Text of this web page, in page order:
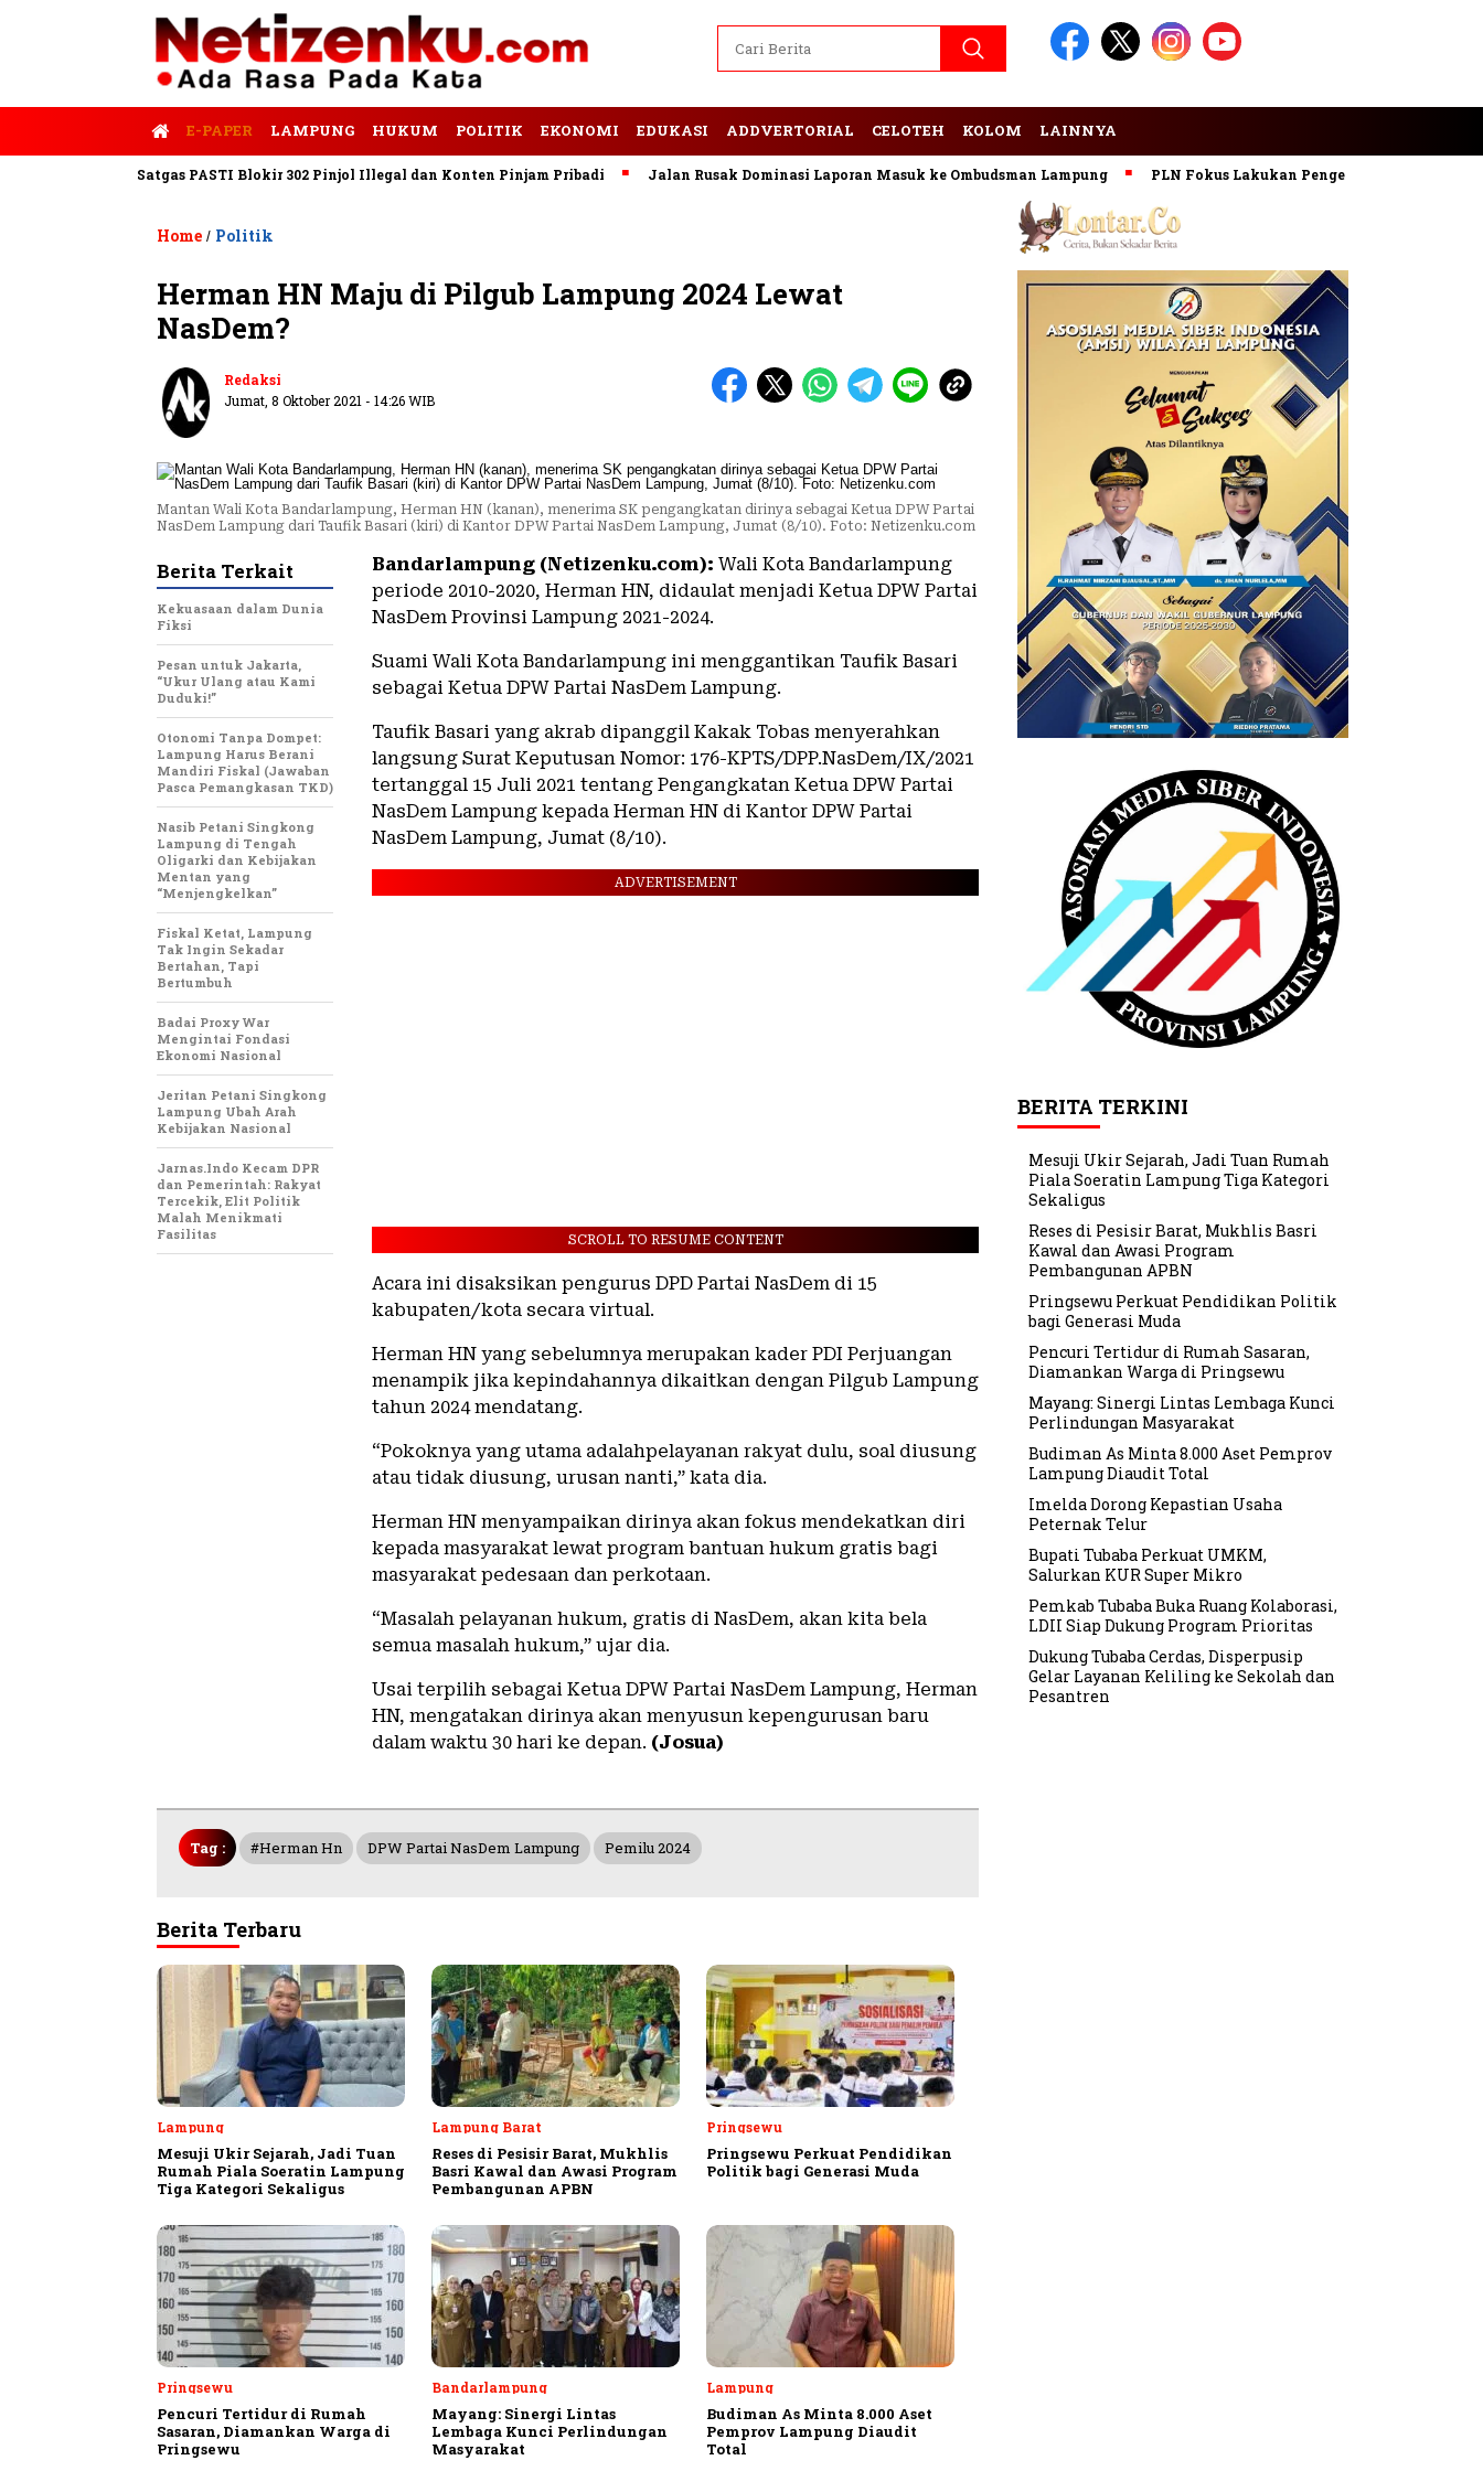
E-PAPER LAMPUNG HUKUM POLITIK EKONOMI EDUKASI ADDVERTORIAL CELOTEH KOLOM LAINNYA
Satgas PASTI Blokir 302 Pinjol Illegal dan Konten Pinjam Pribadi Jalan Rusak Dominasi Laporan Masuk ke Ombudsman Lampung PLN Fokus Lakukan Pengembangan Pembangkit
Home / Politik
Herman HN Maju di Pilgub Lampung 2024 Lewat
NasDem?
Redaksi
Jumat, 8 Oktober 2021 - 14:26 WIB
Mantan Wali Kota Bandarlampung, Herman HN (kanan), menerima SK pengangkatan dirinya sebagai Ketua DPW Partai
NasDem Lampung dari Taufik Basari (kiri) di Kantor DPW Partai NasDem Lampung, Jumat (8/10). Foto: Netizenku.com
Bandarlampung (Netizenku.com): Wali Kota Bandarlampung
periode 2010-2020, Herman HN, didaulat menjadi Ketua DPW Partai
NasDem Provinsi Lampung 2021-2024.
Suami Wali Kota Bandarlampung ini menggantikan Taufik Basari
sebagai Ketua DPW Partai NasDem Lampung.
Taufik Basari yang akrab dipanggil Kakak Tobas menyerahkan
langsung Surat Keputusan Nomor: 176-KPTS/DPP.NasDem/IX/2021
tertanggal 15 Juli 2021 tentang Pengangkatan Ketua DPW Partai
NasDem Lampung kepada Herman HN di Kantor DPW Partai
NasDem Lampung, Jumat (8/10).
ADVERTISEMENT
SCROLL TO RESUME CONTENT
Acara ini disaksikan pengurus DPD Partai NasDem di 15
kabupaten/kota secara virtual.
Herman HN yang sebelumnya merupakan kader PDI Perjuangan
menampik jika kepindahannya dikaitkan dengan Pilgub Lampung
tahun 2024 mendatang.
“Pokoknya yang utama adalahpelayanan rakyat dulu, soal diusung
atau tidak diusung, urusan nanti,” kata dia.
Herman HN menyampaikan dirinya akan fokus mendekatkan diri
kepada masyarakat lewat program bantuan hukum gratis bagi
masyarakat pedesaan dan perkotaan.
“Masalah pelayanan hukum, gratis di NasDem, akan kita bela
semua masalah hukum,” ujar dia.
Usai terpilih sebagai Ketua DPW Partai NasDem Lampung, Herman
HN, mengatakan dirinya akan menyusun kepengurusan baru
dalam waktu 30 hari ke depan. (Josua)
Berita Terkait
Kekuasaan dalam Dunia
Fiksi
Pesan untuk Jakarta,
“Ukur Ulang atau Kami
Duduki!”
Otonomi Tanpa Dompet:
Lampung Harus Berani
Mandiri Fiskal (Jawaban
Pasca Pemangkasan TKD)
Nasib Petani Singkong
Lampung di Tengah
Oligarki dan Kebijakan
Mentan yang
“Menjengkelkan”
Fiskal Ketat, Lampung
Tak Ingin Sekadar
Bertahan, Tapi
Bertumbuh
Badai Proxy War
Mengintai Fondasi
Ekonomi Nasional
Jeritan Petani Singkong
Lampung Ubah Arah
Kebijakan Nasional
Jarnas.Indo Kecam DPR
dan Pemerintah: Rakyat
Tercekik, Elit Politik
Malah Menikmati
Fasilitas
Tag : #herman Hn DPW Partai NasDem Lampung Pemilu 2024
Berita Terbaru
Lampung
Mesuji Ukir Sejarah, Jadi Tuan
Rumah Piala Soeratin Lampung
Tiga Kategori Sekaligus
Lampung Barat
Reses di Pesisir Barat, Mukhlis
Basri Kawal dan Awasi Program
Pembangunan APBN
Pringsewu
Pringsewu Perkuat Pendidikan
Politik bagi Generasi Muda
Pringsewu
Pencuri Tertidur di Rumah
Sasaran, Diamankan Warga di
Pringsewu
Bandarlampung
Mayang: Sinergi Lintas
Lembaga Kunci Perlindungan
Masyarakat
Lampung
Budiman As Minta 8.000 Aset
Pemprov Lampung Diaudit
Total
BERITA TERKINI
Mesuji Ukir Sejarah, Jadi Tuan Rumah
Piala Soeratin Lampung Tiga Kategori
Sekaligus
Reses di Pesisir Barat, Mukhlis Basri
Kawal dan Awasi Program
Pembangunan APBN
Pringsewu Perkuat Pendidikan Politik
bagi Generasi Muda
Pencuri Tertidur di Rumah Sasaran,
Diamankan Warga di Pringsewu
Mayang: Sinergi Lintas Lembaga Kunci
Perlindungan Masyarakat
Budiman As Minta 8.000 Aset Pemprov
Lampung Diaudit Total
Imelda Dorong Kepastian Usaha
Peternak Telur
Bupati Tubaba Perkuat UMKM,
Salurkan KUR Super Mikro
Pemkab Tubaba Buka Ruang Kolaborasi,
LDII Siap Dukung Program Prioritas
Dukung Tubaba Cerdas, Disperpusip
Gelar Layanan Keliling ke Sekolah dan
Pesantren